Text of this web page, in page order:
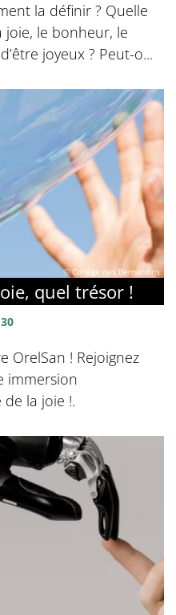
la définir ? Quelle
joie, le bonheur, le
joyeux ? Peut-o...
© Collège des Bernardins
quel trésor !
OrelSan ! Rejoignez
immersion
la joie !.